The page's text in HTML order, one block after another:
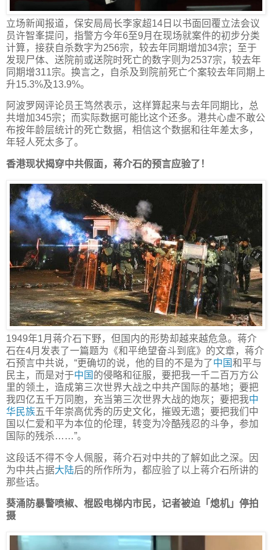
立场新闻报道，保安局局长李家超14日以书面回覆立法会议
员许智峯提问，指警方今年6至9月在现场就案件的初步分类
计算，接获自杀数字为256宗，较去年同期增加34宗；至于
发现尸体、送院前或送院时死亡的数字则为2537宗，较去年
同期增311宗。换言之，自杀及到院前死亡个案较去年同期上
升15.3%及13.9%。
阿波罗网评论员王笃然表示，这样算起来与去年同期比，总
共增加345宗；而实际数据可能比这个还多。港共心虚不敢公
布按年龄层统计的死亡数据，相信这个数据和往年差太多，
年轻人死太多了。
香港现状揭穿中共假面，蒋介石的预言应验了！
1949年1月蒋介石下野，但国内的形势却越来越危急。蒋介
石在4月发表了一篇题为《和平绝望奋斗到底》的文章，蒋介
石预言中共说，“更确切的说，他的目的不是为了中国和平与
民主，而是对于中国 的侵略和征服，要把我一千二百万方公
里的领土，造成第三次世界大战之中共产国际的基地；要把
我四亿五千万同胞，充当第三次世界大战的炮灰；要把我中
华民族五千年崇高优秀的历史文化，摧毁无遗；要把我们中
国以仁爱和平为本位的伦理，转变为冷酷残忍的斗争，参加
国际的残杀……”。
这段话不得不令人佩服，蒋介石对中共的了解如此之深。因
为中共占据大陆后的所作所为，都应验了以上蒋介石所讲的
那些话。
葵涌防暴警喷椒、棍殴电梯内市民，记者被迫「熄机」停拍
摄